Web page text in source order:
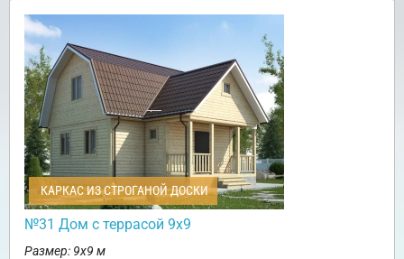
КАРКАС ИЗ СТРОГАНОЙ ДОСКИ
№31 Дом с террасой 9х9
Размер: 9х9 м